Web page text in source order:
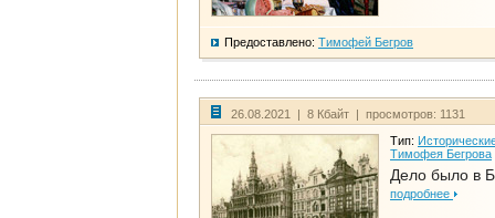
Предоставлено: Тимофей Бегров
26.08.2021 | 8 Кбайт | просмотров: 1131
Тип:
Тимофея Бегрова
Дело было в
подробнее